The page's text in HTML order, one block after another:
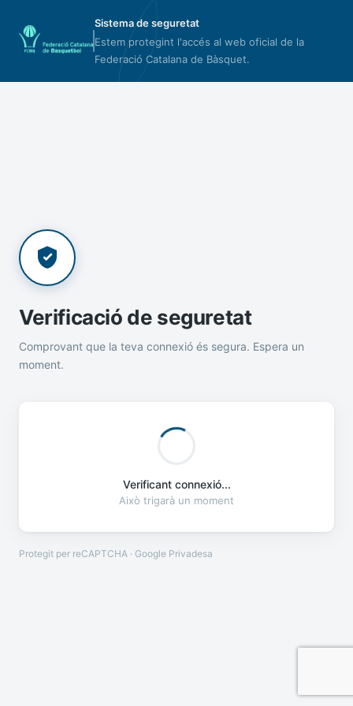
Sistema de seguretat
Estem protegint l'accés al web oficial de la
Federació Catalana de Bàsquet.
Verificació de seguretat
Comprovant que la teva connexió és segura. Espera un
moment.
Verificant connexió...
Això trigarà un moment
Protegit per reCAPTCHA · Google Privadesa